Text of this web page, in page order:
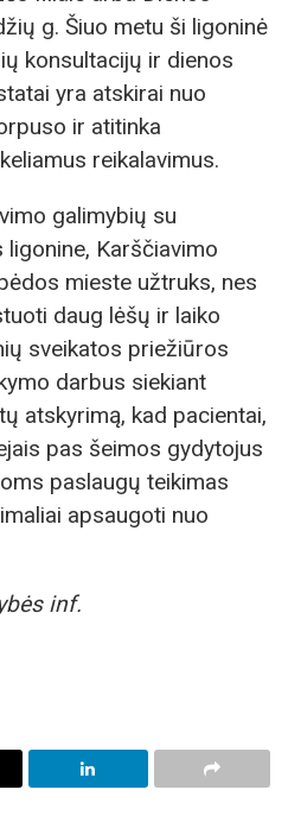
g. Šiuo metu ši ligoninė
konsultacijų ir dienos
yra atskirai nuo
ir atitinka
reikalavimus.
galimybių su
ligonine, Karščiavimo
mieste užtruks, nes
daug lėšų ir laiko
sveikatos priežiūros
darbus siekiant
atskyrimą, kad pacientai,
pas šeimos gydytojus
paslaugų teikimas
apsaugoti nuo
inf.